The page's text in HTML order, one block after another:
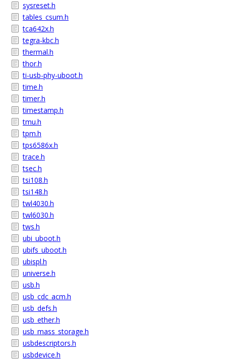
sysreset.h
tables_csum.h
tca642x.h
tegra-kbc.h
thermal.h
thor.h
ti-usb-phy-uboot.h
time.h
timer.h
timestamp.h
tmu.h
tpm.h
tps6586x.h
trace.h
tsec.h
tsi108.h
tsi148.h
twl4030.h
twl6030.h
tws.h
ubi_uboot.h
ubifs_uboot.h
ubispl.h
universe.h
usb.h
usb_cdc_acm.h
usb_defs.h
usb_ether.h
usb_mass_storage.h
usbdescriptors.h
usbdevice.h